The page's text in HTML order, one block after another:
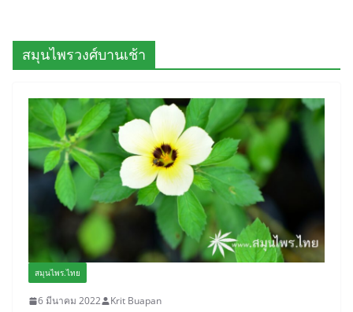
สมุนไพรวงศ์บานเช้า
สมุนไพร.ไทย
6 มีนาคม 2022 Krit Buapan